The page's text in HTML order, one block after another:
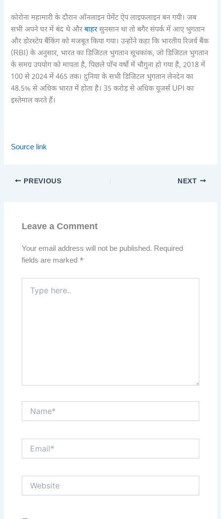
कोरोना महामारी के दौरान ऑनलाइन पेमेंट ऐप लाइफलाइन बन गयी। जब
सभी अपने घर में बंद थे औरबाहरसुनसान था तो बगैर संपर्क में आए भुगतान
और डोरस्टेप बैंकिंग को मजबूत किया गया। उन्होंने कहा कि भारतीय रिजर्व बैंक
(RBI) के अनुसार, भारत का डिजिटल भुगतान सूचकांक, जो डिजिटल भुगतान
के समग्र उपयोग को मापता है, पिछले पाँच वर्षों में चौगुना हो गया है, 2018 में
100 से 2024 में 465 तक। दुनिया के सभी डिजिटल भुगतान लेनदेन का
48.5% से अधिक भारत में होता है। 35 करोड़ से अधिक यूजर्स UPI का
इस्तेमाल करते हैं।
Source link
PREVIOUS NEXT
Leave a Comment
Your email address will not be published. Required
fields are marked *
here..